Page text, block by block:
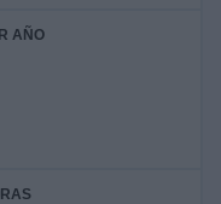
AÑO